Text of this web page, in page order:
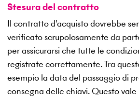
Stesura del contratto
Il contratto d'acquisto dovrebbe
verificato scrupolosamente da
per assicurarsi che tutte le
registrate correttamente. Tra
esempio la data del passaggio di
consegna delle chiavi. Questo vale